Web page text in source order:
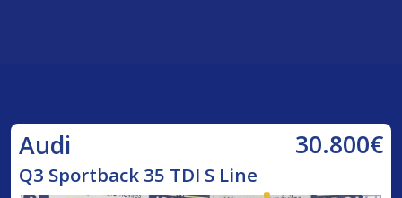
Audi 30.800€
Q3 Sportback 35 TDI S Line